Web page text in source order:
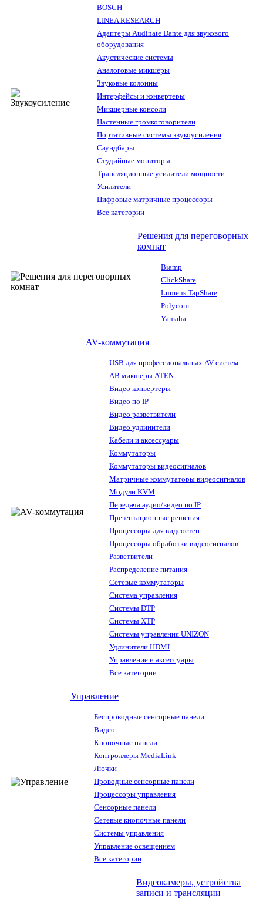
BOSCH
LINEA RESEARCH
Адаптеры Audinate Dante для звукового
оборудования
Акустические системы
Аналоговые микшеры
Звуковые колонны
Интерфейсы и конвертеры
Микшерные консоли
Настенные громкоговорители
Портативные системы звукоусиления
Саундбары
Студийные мониторы
Трансляционные усилители мощности
Усилители
Цифровые матричные процессоры
Все категории
Решения для переговорных
комнат
Biamp
ClickShare
Lumens TapShare
Polycom
Yamaha
AV-коммутация
USB для профессиональных AV-систем
АВ микшеры ATEN
Видео конвертеры
Видео по IP
Видео разветвители
Видео удлинители
Кабели и аксессуары
Коммутаторы
Коммутаторы видеосигналов
Матричные коммутаторы видеосигналов
Модули KVM
Передача аудио/видео по IP
Презентационные решения
Процессоры для видеостен
Процессоры обработки видеосигналов
Разветвители
Распределение питания
Сетевые коммутаторы
Система управления
Системы DTP
Системы XTP
Системы управления UNIZON
Удлинители HDMI
Управление и аксессуары
Все категории
Управление
Беспроводные сенсорные панели
Видео
Кнопочные панели
Контроллеры MediaLink
Лючки
Проводные сенсорные панели
Процессоры управления
Сенсорные панели
Сетевые кнопочные панели
Системы управления
Управление освещением
Все категории
Видеокамеры, устройства
записи и трансляции